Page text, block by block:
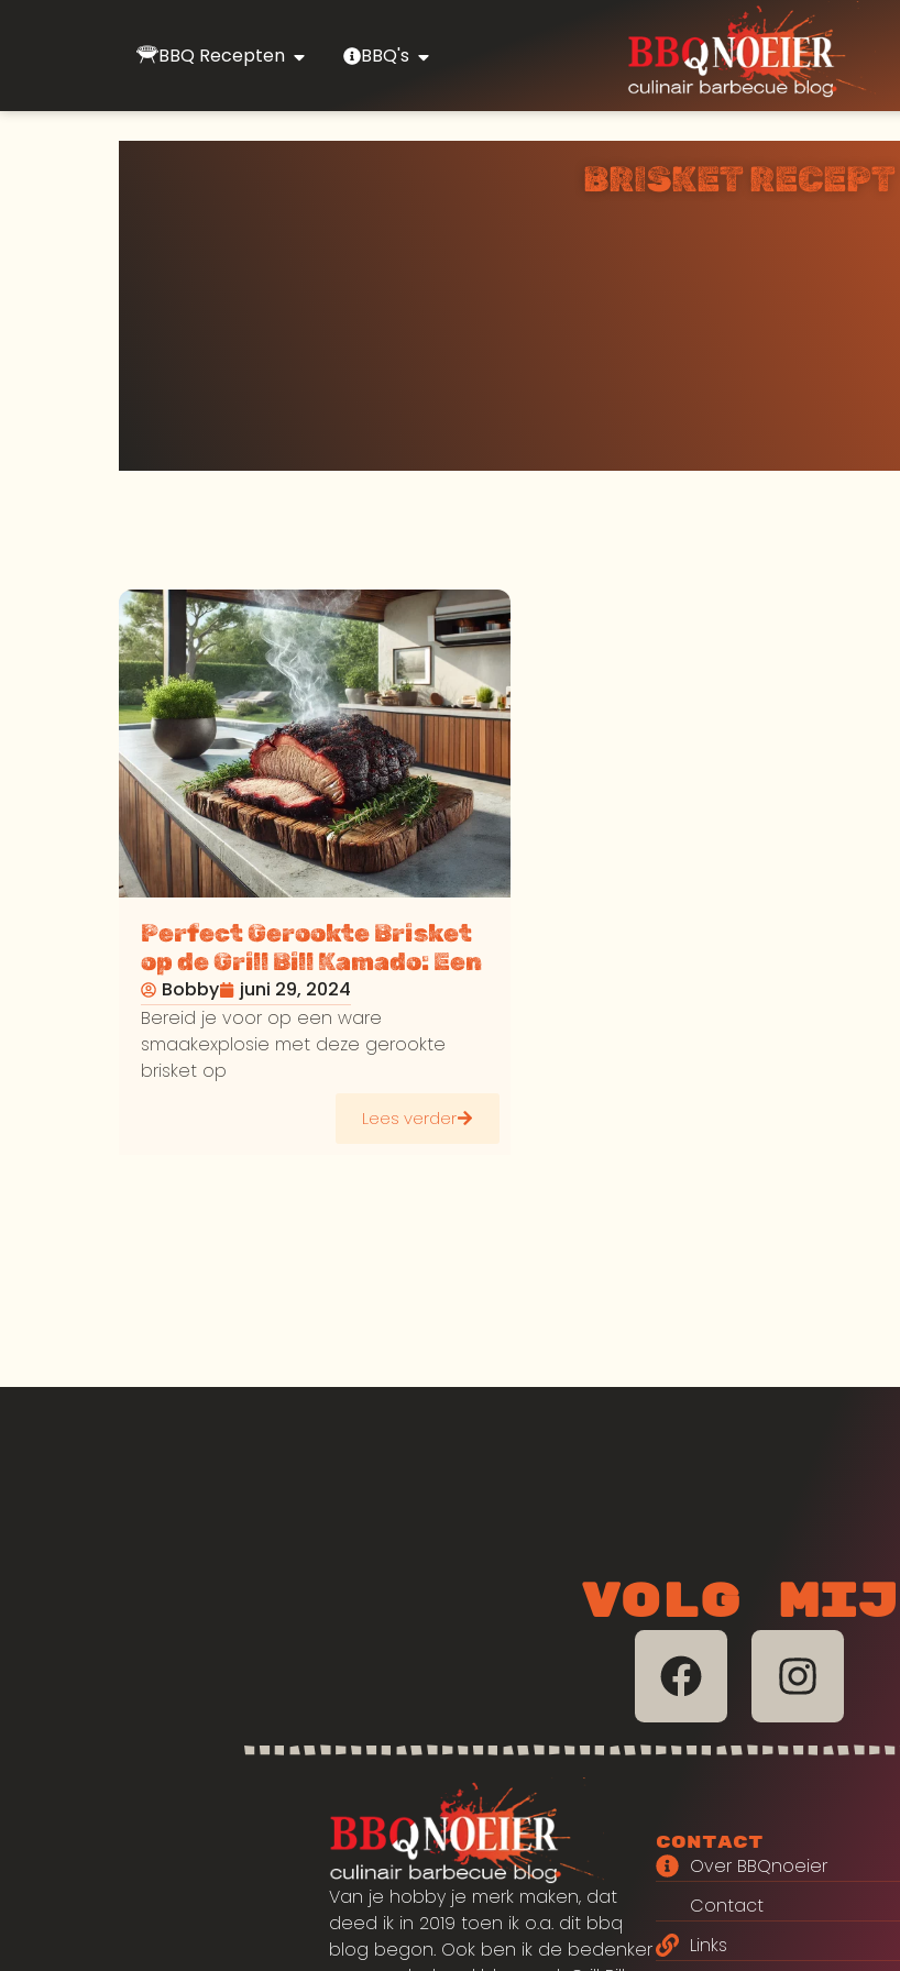
BBQ Recepten BBQ's
BRISKET RECEPT
Perfect Gerookte Brisket
op de Grill Bill Kamado: Een
Stapsgewijs Recept
Bobby
juni 29, 2024
Bereid je voor op een ware
smaakexplosie met deze gerookte
brisket op
Lees verder
Volg mij
Van je hobby je merk maken, dat
deed ik in 2019 toen ik o.a. dit bbq
blog begon. Ook ben ik de bedenker
Contact
Over BBQnoeier
Contact
Links